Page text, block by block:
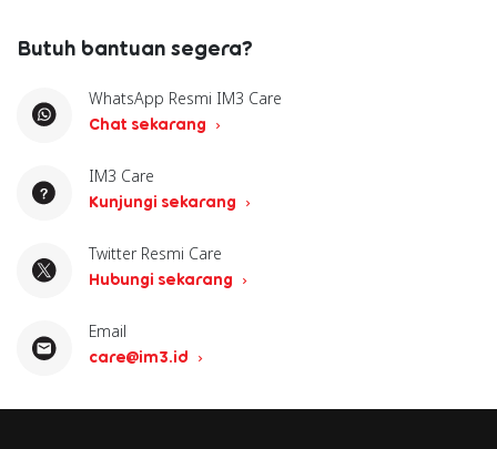
Butuh bantuan segera?
WhatsApp Resmi IM3 Care
Chat sekarang
IM3 Care
Kunjungi sekarang
Twitter Resmi Care
Hubungi sekarang
Email
care@im3.id